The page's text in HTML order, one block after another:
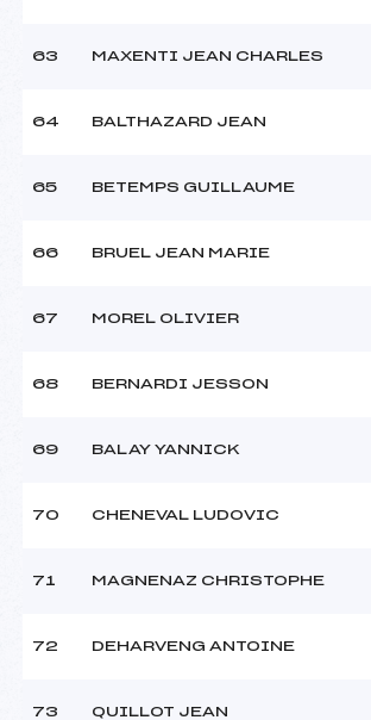
63 MAXENTI JEAN CHARLES
64 BALTHAZARD JEAN
65 BETEMPS GUILLAUME
66 BRUEL JEAN MARIE
67 MOREL OLIVIER
68 BERNARDI JESSON
69 BALAY YANNICK
70 CHENEVAL LUDOVIC
71 MAGNENAZ CHRISTOPHE
72 DEHARVENG ANTOINE
73 QUILLOT JEAN